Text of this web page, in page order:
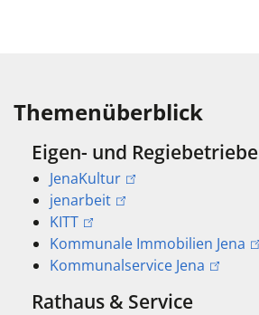
Themenüberblick
Eigen- und Regiebetriebe
JenaKultur
jenarbeit
KITT
Kommunale Immobilien Jena
Kommunalservice Jena
Rathaus & Service